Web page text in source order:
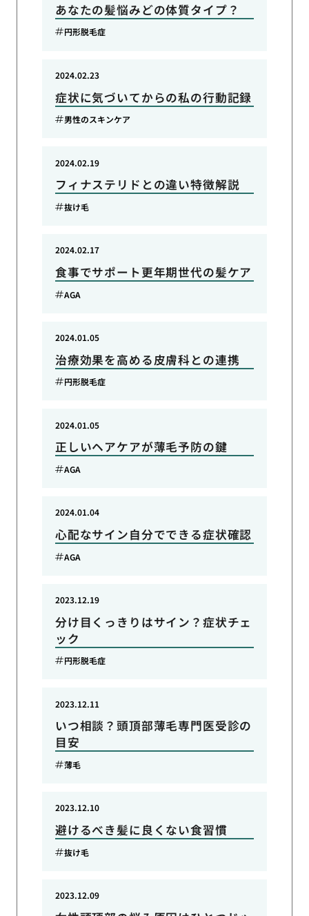
あなたの髪悩みどの体質タイプ？
円形脱毛症
症状に気づいてからの私の行動記録
2024.02.23
男性のスキンケア
フィナステリドとの違い特徴解説
2024.02.19
抜け毛
食事でサポート更年期世代の髪ケア
2024.02.17
AGA
治療効果を高める皮膚科との連携
2024.01.05
円形脱毛症
正しいヘアケアが薄毛予防の鍵
2024.01.05
AGA
心配なサイン自分でできる症状確認
2024.01.04
AGA
分け目くっきりはサイン？症状チェ
ック
2023.12.19
円形脱毛症
いつ相談？頭頂部薄毛専門医受診の
目安
2023.12.11
薄毛
避けるべき髪に良くない食習慣
2023.12.10
抜け毛
2023.12.09